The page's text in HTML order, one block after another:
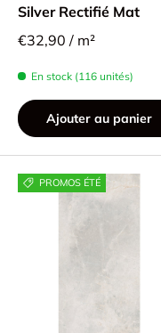
Silver Rectifié Mat
€32,90 / m²
En stock (116 unités)
Ajouter au panier
PROMOS ÉTÉ